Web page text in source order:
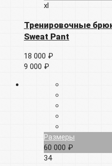
xl
Тренировочные
Sweat Pant
18 000 ₽
9 000 ₽
Размеры
60 000 ₽
34